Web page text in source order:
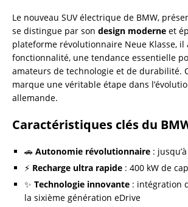
Le nouveau SUV électrique de BMW,
se distingue par son design moderne et
plateforme révolutionnaire Neue Klasse,
fonctionnalité, une tendance essentielle
amateurs de technologie et de durabilité.
marque une véritable étape dans
allemande.
Caractéristiques clés du
🚗 Autonomie révolutionnaire :
⚡ Recharge ultra rapide : 400 kW de
✨ Technologie innovante : intégration
la sixième génération eDrive